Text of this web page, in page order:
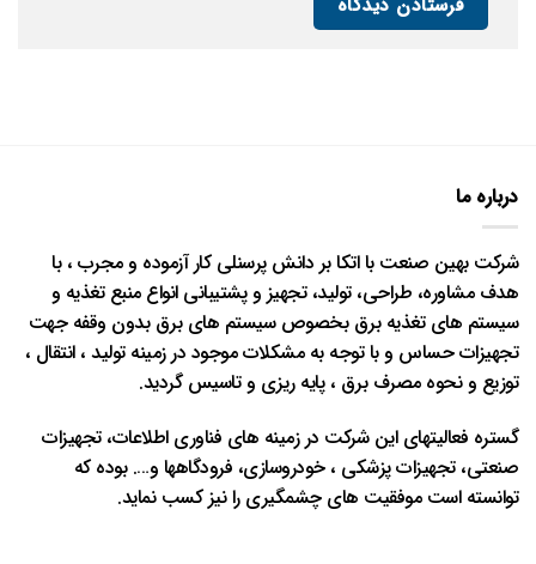
درباره ما
شرکت بهین صنعت با اتکا بر دانش پرسنلی کار آزموده و مجرب ، با
هدف مشاوره، طراحی، تولید، تجهیز و پشتیبانی انواع منبع تغذیه و
سیستم های تغذیه برق بخصوص سیستم های برق بدون وقفه جهت
تجهیزات حساس و با توجه به مشکلات موجود در زمینه تولید ، انتقال ،
توزیع و نحوه مصرف برق ، پایه ریزی و تاسیس گردید.
گستره فعالیتهای این شرکت در زمینه های فناوری اطلاعات، تجهیزات
صنعتی، تجهیزات پزشکی ، خودروسازی، فرودگاهها و…. بوده که
توانسته است موفقیت های چشمگیری را نیز کسب نماید.